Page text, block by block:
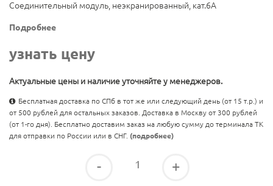
Соединительный модуль, неэкранированный, кат.6A
Подробнее
узнать цену
Актуальные цены и наличие уточняйте у менеджеров.
Бесплатная доставка по СПб в тот же или следующий день (от 15 т.р.) и
от 500 рублей для остальных заказов. Доставка в Москву от 300 рублей
(от 1-го дня). Бесплатно доставим заказ на любую сумму до терминала ТК
для отправки по России или в СНГ. (подробнее)
- +